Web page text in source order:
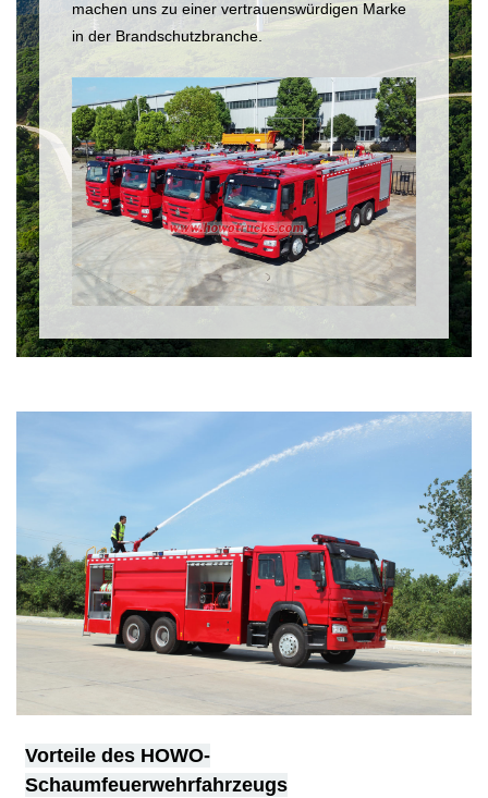
machen uns zu einer vertrauenswürdigen Marke
in der Brandschutzbranche.
Vorteile des HOWO-
Schaumfeuerwehrfahrzeugs